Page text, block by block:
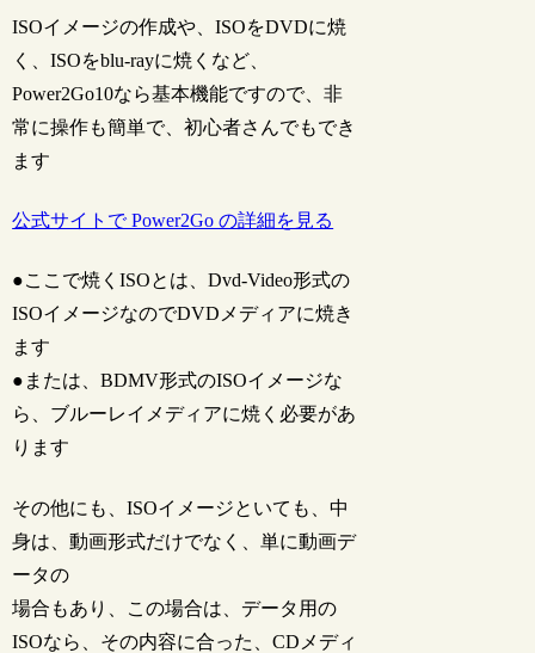
ISOイメージの作成や、ISOをDVDに焼
く、ISOをblu-rayに焼くなど、
Power2Go10なら基本機能ですので、非
常に操作も簡単で、初心者さんでもでき
ます
公式サイトで Power2Go の詳細を見る
●ここで焼くISOとは、Dvd-Video形式の
ISOイメージなのでDVDメディアに焼き
ます
●または、BDMV形式のISOイメージな
ら、ブルーレイメディアに焼く必要があ
ります
その他にも、ISOイメージといても、中
身は、動画形式だけでなく、単に動画デ
ータの
場合もあり、この場合は、データ用の
ISOなら、その内容に合った、CDメディ